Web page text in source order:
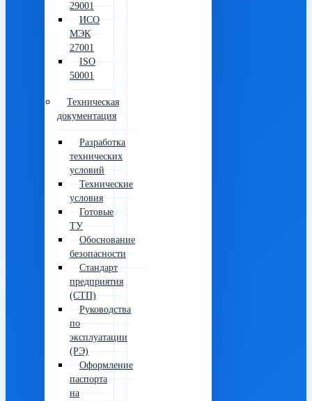
29001
ИСО
МЭК
27001
ISO
50001
Техническая
документация
Разработка
технических
условий
Технические
условия
Готовые
ТУ
Обоснование
безопасности
Стандарт
предприятия
(СТП)
Руководства
по
эксплуатации
(РЭ)
Оформление
паспорта
на